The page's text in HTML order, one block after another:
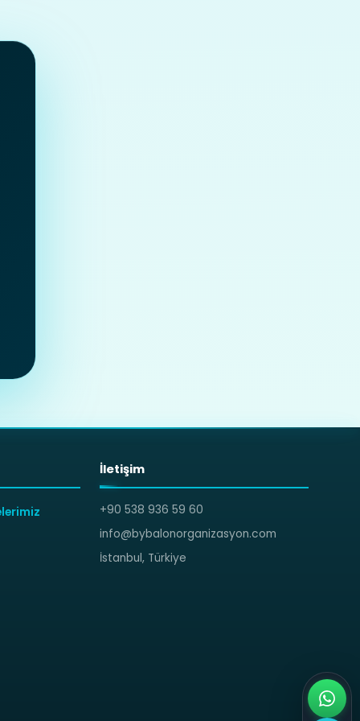
İletişim
+90 538 936 59 60
info@bybalonorganizasyon.com
İstanbul, Türkiye